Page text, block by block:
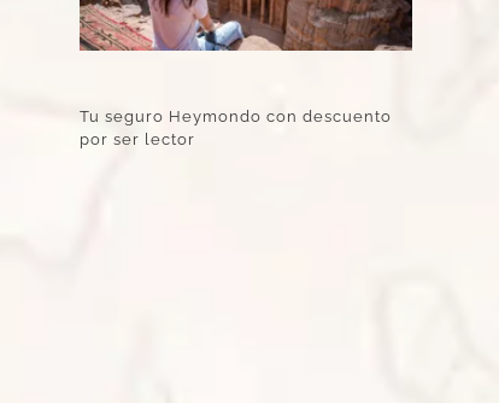
Tu seguro Heymondo con descuento
por ser lector